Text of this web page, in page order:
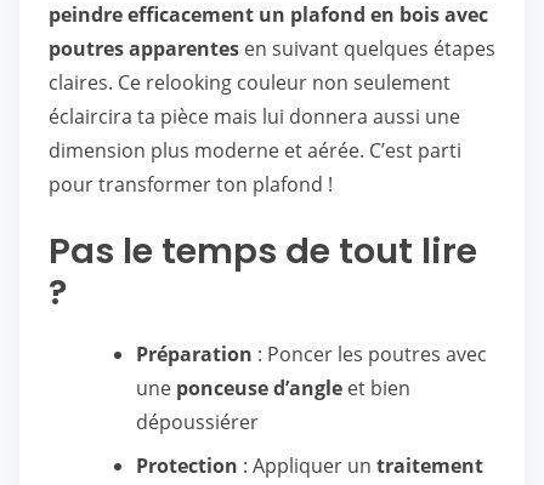
peindre efficacement un plafond en bois avec
poutres apparentes en suivant quelques étapes
claires. Ce relooking couleur non seulement
éclaircira ta pièce mais lui donnera aussi une
dimension plus moderne et aérée. C’est parti
pour transformer ton plafond !
Pas le temps de tout lire
?
Préparation : Poncer les poutres avec
une ponceuse d’angle et bien
dépoussiérer
Protection : Appliquer un traitement